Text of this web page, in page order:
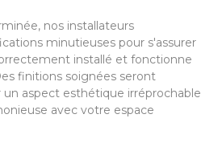
nos installateurs
minutieuses pour s'assurer
installé et fonctionne
finitions soignées seront
aspect esthétique irréprochable
avec votre espace